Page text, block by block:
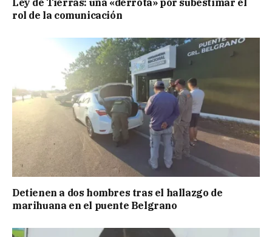
rol de la comunicación
Detienen a dos hombres tras el hallazgo de
marihuana en el puente Belgrano